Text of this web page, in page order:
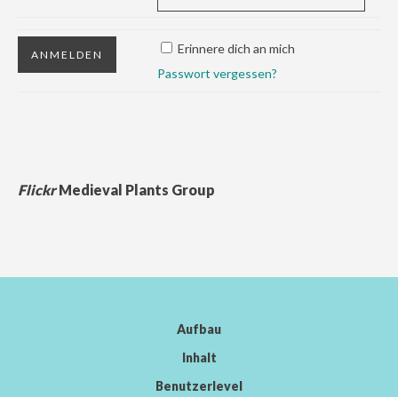
Erinnere dich an mich
Passwort vergessen?
FlickrMedieval Plants Group
Aufbau
Inhalt
Benutzerlevel